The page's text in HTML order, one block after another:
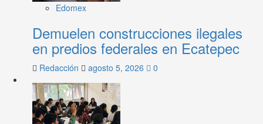
Edomex
Demuelen construcciones ilegales
en predios federales en Ecatepec
Redacción agosto 5, 2026 0